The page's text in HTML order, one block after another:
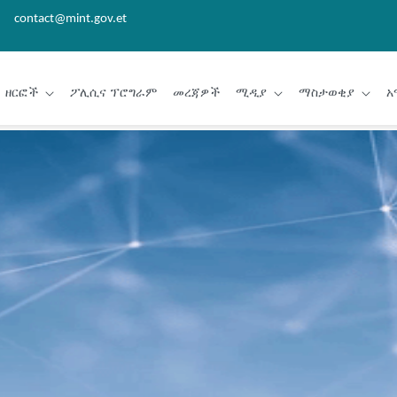
contact@mint.gov.et
ዘርፎች ፖሊሲና ፕሮግራም መረጃዎች ሚዲያ ማስታወቂያ